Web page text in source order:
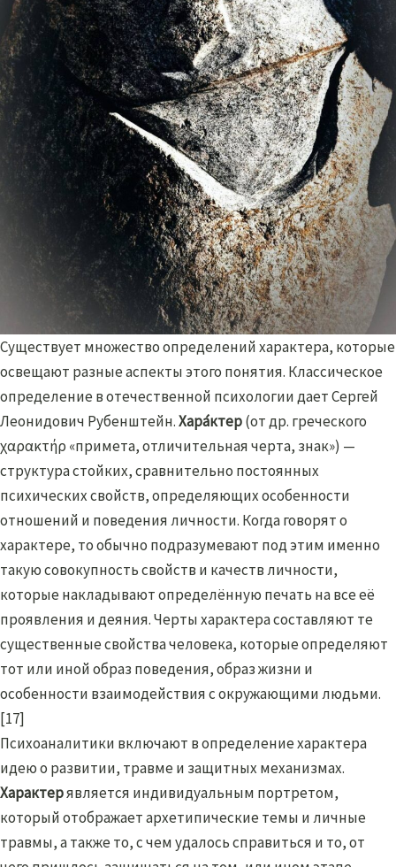
Существует множество определений характера, которые
освещают разные аспекты этого понятия. Классическое
определение в отечественной психологии дает Сергей
Леонидович Рубенштейн.Хара́ктер(от др. греческого
χαρακτήρ «примета, отличительная черта, знак») —
структура стойких, сравнительно постоянных
психических свойств, определяющих особенности
отношений и поведения личности. Когда говорят о
характере, то обычно подразумевают под этим именно
такую совокупность свойств и качеств личности,
которые накладывают определённую печать на все её
проявления и деяния. Черты характера составляют те
существенные свойства человека, которые определяют
тот или иной образ поведения, образ жизни и
особенности взаимодействия с окружающими людьми.
[17]
Психоаналитики включают в определение характера
идею о развитии, травме и защитных механизмах.
Характерявляется индивидуальным портретом,
который отображает архетипические темы и личные
травмы, а также то, с чем удалось справиться и то, от